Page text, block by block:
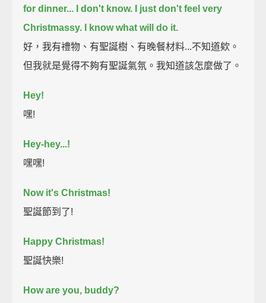
for dinner...
I don't know. I just don't feel very
Christmassy.
I know what will do it.
好，我有禮物、有聖誕樹、有晚餐材料...不知道欸。
但我就是覺得不夠有聖誕氣氛。我知道該怎麼做了。
Hey!
嘿!
Hey-hey...!
嘿嘿!
Now it's Christmas!
聖誕節到了!
Happy Christmas!
聖誕快樂!
How are you, buddy?